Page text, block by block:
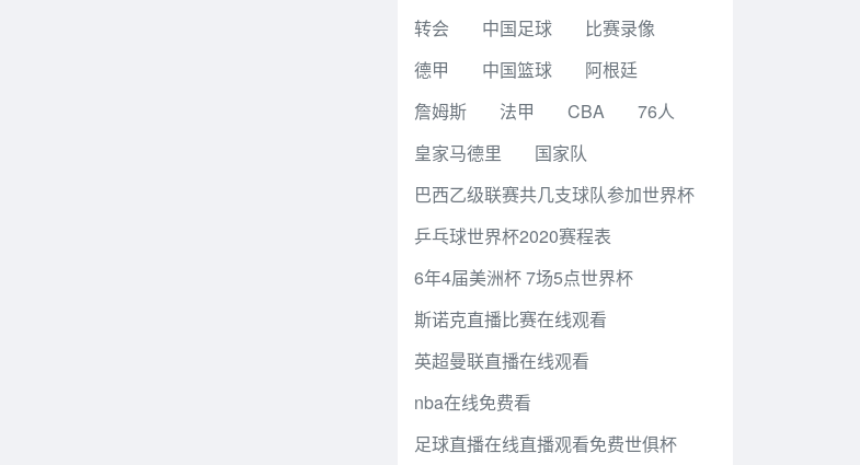
转会
中国足球
比赛录像
德甲
中国篮球
阿根廷
詹姆斯
法甲 CBA
76人
皇家马德里
国家队
巴西乙级联赛共几支球队参加世界杯
乒乓球世界杯2020赛程表
6年4届美洲杯 7场5点世界杯
斯诺克直播比赛在线观看
英超曼联直播在线观看
nba在线免费看
足球直播在线直播观看免费世俱杯